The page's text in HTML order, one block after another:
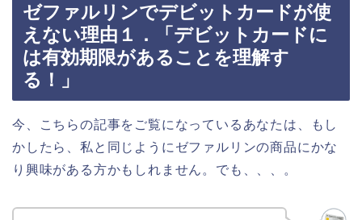
ゼファルリンでデビットカードが使
えない理由１．「デビットカードに
は有効期限があることを理解す
る！」
今、こちらの記事をご覧になっているあなたは、もし
かしたら、私と同じようにゼファルリンの商品にかな
り興味がある方かもしれません。でも、、、。